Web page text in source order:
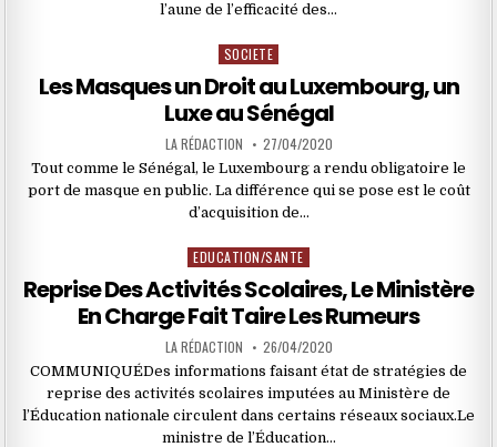
l’aune de l’efficacité des…
Posted
in
SOCIETE
Les Masques un Droit au Luxembourg, un
Luxe au Sénégal
LA RÉDACTION 27/04/2020
Tout comme le Sénégal, le Luxembourg a rendu obligatoire le
port de masque en public. La différence qui se pose est le coût
d’acquisition de…
Posted
in
EDUCATION/SANTE
Reprise Des Activités Scolaires, Le Ministère
En Charge Fait Taire Les Rumeurs
LA RÉDACTION 26/04/2020
COMMUNIQUÉDes informations faisant état de stratégies de
reprise des activités scolaires imputées au Ministère de
l’Éducation nationale circulent dans certains réseaux sociaux.Le
ministre de l’Éducation…